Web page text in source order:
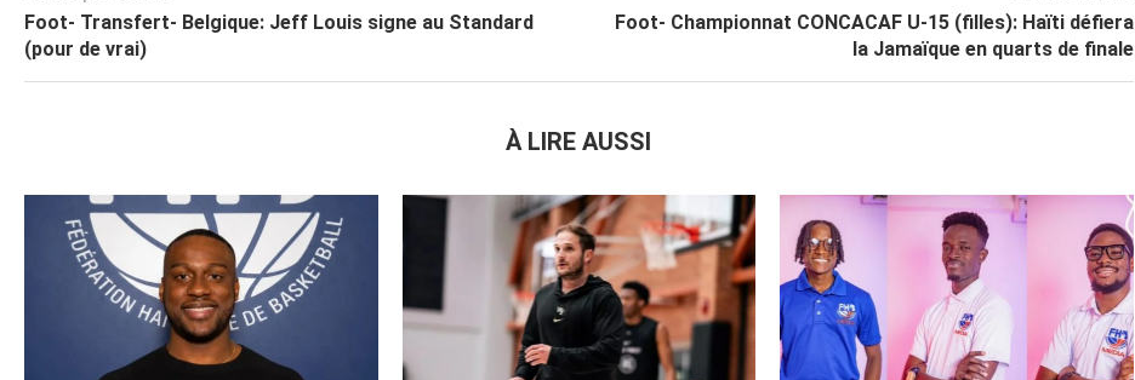
Foot- Transfert- Belgique: Jeff Louis signe au Standard
(pour de vrai)
Foot- Championnat CONCACAF U-15 (filles): Haïti défiera
la Jamaïque en quarts de finale
À LIRE AUSSI